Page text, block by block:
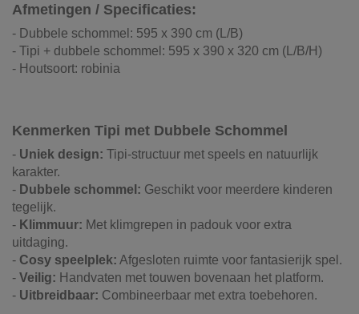
Afmetingen / Specificaties:
- Dubbele schommel: 595 x 390 cm (L/B)
- Tipi + dubbele schommel: 595 x 390 x 320 cm (L/B/H)
- Houtsoort: robinia
Kenmerken Tipi met Dubbele Schommel
- Uniek design: Tipi-structuur met speels en natuurlijk
karakter.
- Dubbele schommel: Geschikt voor meerdere kinderen
tegelijk.
- Klimmuur: Met klimgrepen in padouk voor extra
uitdaging.
- Cosy speelplek: Afgesloten ruimte voor fantasierijk spel.
- Veilig: Handvaten met touwen bovenaan het platform.
- Uitbreidbaar: Combineerbaar met extra toebehoren.